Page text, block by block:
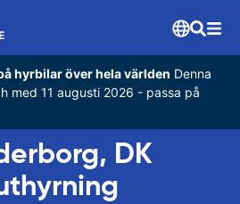
hyrbilar över hela världen Denna
med 11 augusti 2026 - passa på
DK